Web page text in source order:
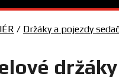
/ Držáky a pojezdy